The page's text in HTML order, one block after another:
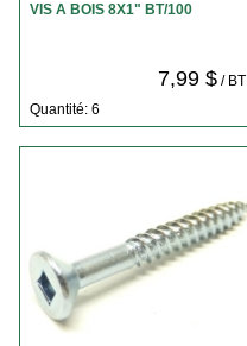
VIS A BOIS 8X1" BT/100
7,99 $/ BT
Quantité: 6